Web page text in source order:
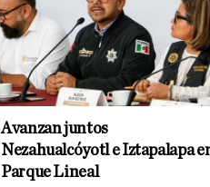
Avanzan juntos
Nezahualcóyotl e Iztapalapa
Parque Lineal